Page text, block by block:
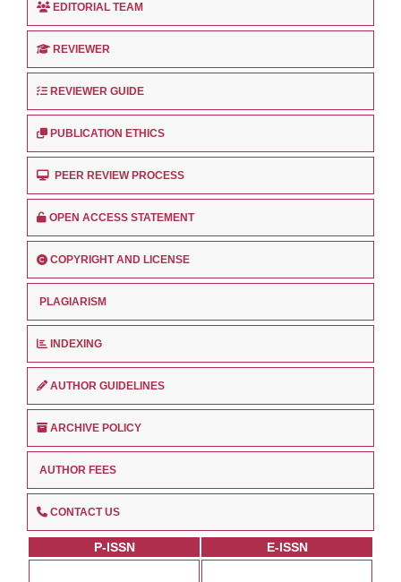
EDITORIAL TEAM
REVIEWER
REVIEWER GUIDE
PUBLICATION ETHICS
PEER REVIEW PROCESS
OPEN ACCESS STATEMENT
COPYRIGHT AND LICENSE
PLAGIARISM
INDEXING
AUTHOR GUIDELINES
ARCHIVE POLICY
AUTHOR FEES
CONTACT US
P-ISSN E-ISSN